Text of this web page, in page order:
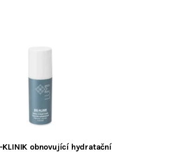
KLINIK obnovující hydratační